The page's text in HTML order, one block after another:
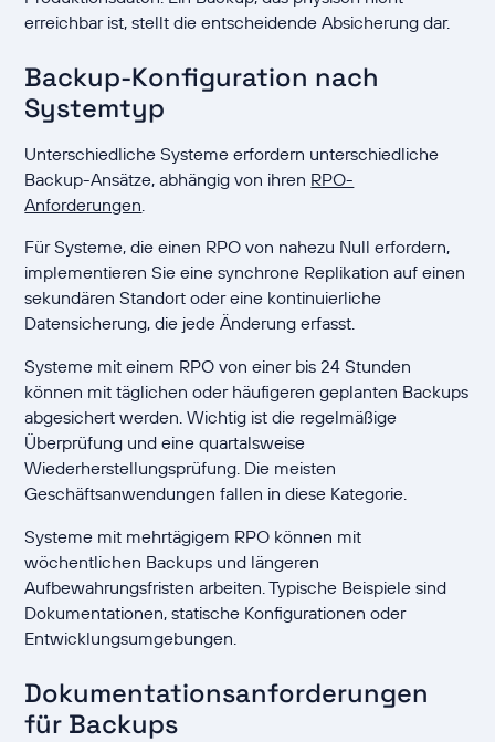
erreichbar ist, stellt die entscheidende Absicherung dar.
Backup-Konfiguration nach
Systemtyp
Unterschiedliche Systeme erfordern unterschiedliche
Backup-Ansätze, abhängig von ihren RPO-
Anforderungen
Für Systeme, die einen RPO von nahezu Null erfordern,
implementieren Sie eine synchrone Replikation auf einen
sekundären Standort oder eine kontinuierliche
Datensicherung, die jede Änderung erfasst.
Systeme mit einem RPO von einer bis 24 Stunden
können mit täglichen oder häufigeren geplanten Backups
abgesichert werden. Wichtig ist die regelmäßige
Überprüfung und eine quartalsweise
Wiederherstellungsprüfung. Die meisten
Geschäftsanwendungen fallen in diese Kategorie.
Systeme mit mehrtägigem RPO können mit
wöchentlichen Backups und längeren
Aufbewahrungsfristen arbeiten. Typische Beispiele sind
Dokumentationen, statische Konfigurationen oder
Entwicklungsumgebungen.
Dokumentationsanforderungen
für Backups